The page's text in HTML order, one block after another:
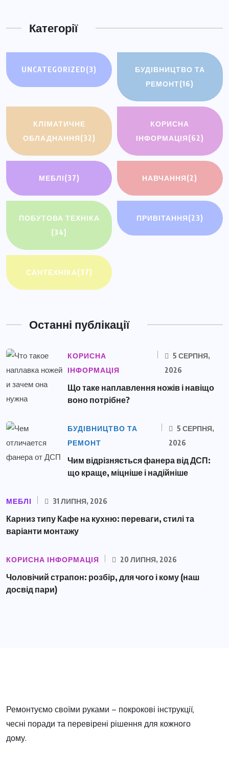
Категорії
UNCATEGORIZED(3)
БУДІВНИЦТВО ТА
РЕМОНТ(16)
КЛІМАТИЧНЕ
ОБЛАДНАННЯ(32)
КОРИСНА
ІНФОРМАЦІЯ(62)
МЕБЛІ(37) НАВЧАННЯ(2)
ПОБУТОВА ТЕХНІКА
(34)
ПРИВІТАННЯ(23)
САНТЕХНІКА(37)
Останні публікації
КОРИСНА
ІНФОРМАЦІЯ
5 СЕРПНЯ,
2026
Що таке наплавлення ножів і навіщо
воно потрібне?
БУДІВНИЦТВО ТА
РЕМОНТ
5 СЕРПНЯ,
2026
Чим відрізняється фанера від ДСП:
що краще, міцніше і надійніше
МЕБЛІ 31 ЛИПНЯ, 2026
Карниз типу Кафе на кухню: переваги, стилі та
варіанти монтажу
КОРИСНА ІНФОРМАЦІЯ 20 ЛИПНЯ, 2026
Чоловічий страпон: розбір, для чого і кому (наш
досвід пари)
Ремонтуємо своїми руками – покрокові інструкції,
чесні поради та перевірені рішення для кожного
дому.